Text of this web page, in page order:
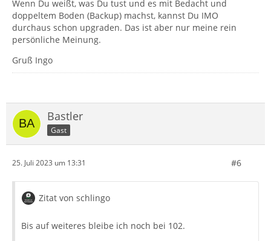
Wenn Du weißt, was Du tust und es mit Bedacht und
doppeltem Boden (Backup) machst, kannst Du IMO
durchaus schon upgraden. Das ist aber nur meine rein
persönliche Meinung.
Gruß Ingo
Bastler
Gast
25. Juli 2023 um 13:31 #6
Zitat von schlingo
Bis auf weiteres bleibe ich noch bei 102.